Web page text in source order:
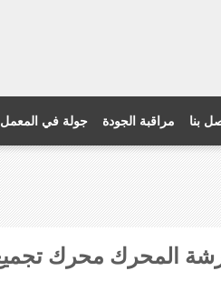
جولة في المعمل مراقبة الجودة بنا